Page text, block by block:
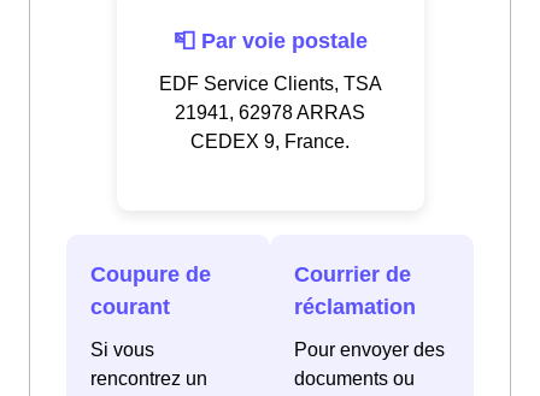
📮 Par voie postale
EDF Service Clients, TSA
21941, 62978 ARRAS
CEDEX 9, France.
Coupure de
courant
Si vous
rencontrez un
Courrier de
réclamation
Pour envoyer des
documents ou